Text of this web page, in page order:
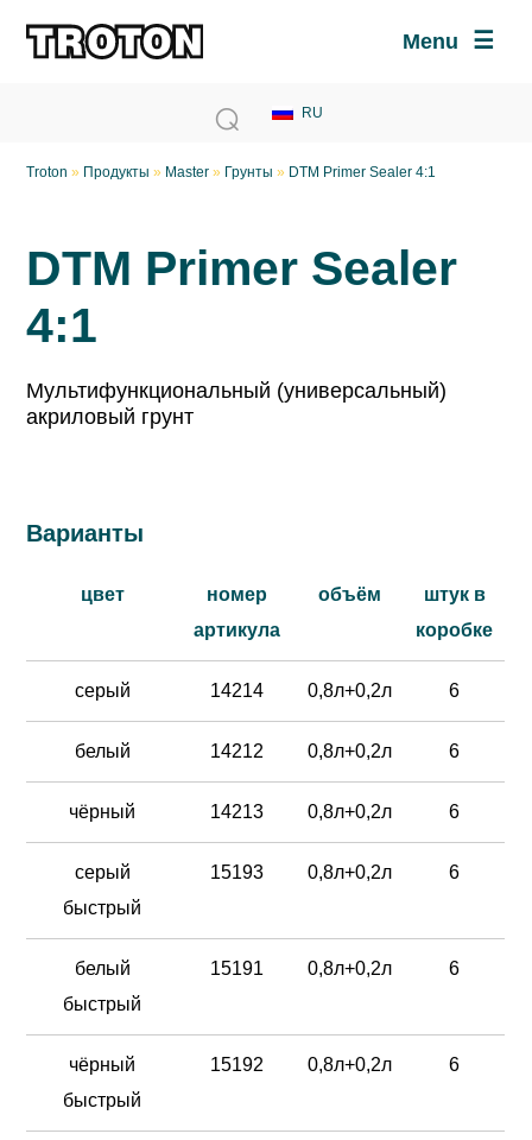
Menu
Troton » Продукты » Master » Грунты » DTM Primer Sealer 4:1
DTM Primer Sealer
4:1
Мультифункциональный (универсальный)
акриловый грунт
Варианты
цвет
номер
артикула
объём
штук в
коробке
серый 14214 0,8л+0,2л 6
белый 14212 0,8л+0,2л 6
чёрный 14213 0,8л+0,2л 6
серый
быстрый
15193 0,8л+0,2л 6
белый
быстрый
15191 0,8л+0,2л 6
чёрный
быстрый
15192 0,8л+0,2л 6